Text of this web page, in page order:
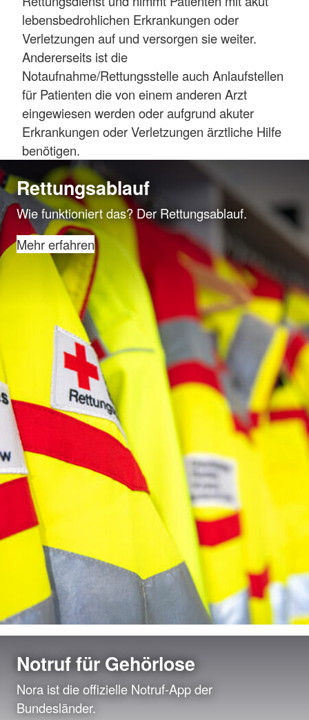
lebensbedrohlichen Erkrankungen oder
Verletzungen auf und versorgen sie weiter.
Andererseits ist die
Notaufnahme/Rettungsstelle auch Anlaufstellen
für Patienten die von einem anderen Arzt
eingewiesen werden oder aufgrund akuter
Erkrankungen oder Verletzungen ärztliche Hilfe
benötigen.
Rettungsablauf
Wie funktioniert das? Der Rettungsablauf.
Mehr erfahren
Notruf für Gehörlose
Nora ist die offizielle Notruf-App der
Bundesländer.